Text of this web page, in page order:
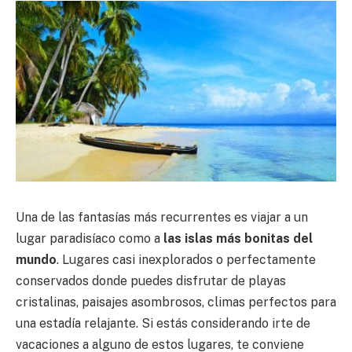
Una de las fantasías más recurrentes es viajar a un
lugar paradisíaco como a las islas más bonitas del
mundo. Lugares casi inexplorados o perfectamente
conservados donde puedes disfrutar de playas
cristalinas, paisajes asombrosos, climas perfectos para
una estadía relajante. Si estás considerando irte de
vacaciones a alguno de estos lugares, te conviene